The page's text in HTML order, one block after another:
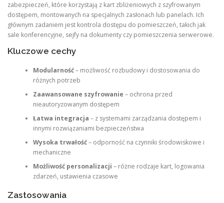
zabezpieczeń, które korzystają z kart zbliżeniowych z szyfrowanym
dostępem, montowanych na specjalnych zasłonach lub panelach. Ich
głównym zadaniem jest kontrola dostępu do pomieszczeń, takich jak
sale konferencyjne, sejfy na dokumenty czy pomieszczenia serwerowe.
Kluczowe cechy
Modularność– możliwość rozbudowy i dostosowania do
różnych potrzeb
Zaawansowane szyfrowanie – ochrona przed
nieautoryzowanym dostępem
Łatwa integracja – z systemami zarządzania dostępem i
innymi rozwiązaniami bezpieczeństwa
Wysoka trwałość– odporność na czynniki środowiskowe i
mechaniczne
Możliwość personalizacji – różne rodzaje kart, logowania
zdarzeń, ustawienia czasowe
Zastosowania